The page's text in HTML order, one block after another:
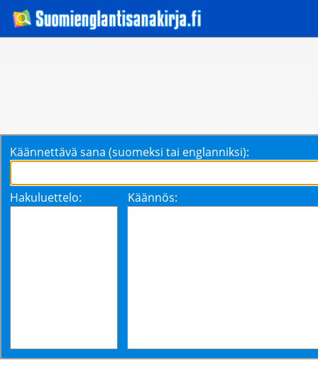
Käännettävä sana (suomeksi tai englanniksi):
Hakuluettelo: Käännös: